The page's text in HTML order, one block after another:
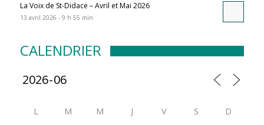
La Voix de St-Didace – Avril et Mai 2026
13 avril 2026 - 9 h 55 min
CALENDRIER
L M M J V S D